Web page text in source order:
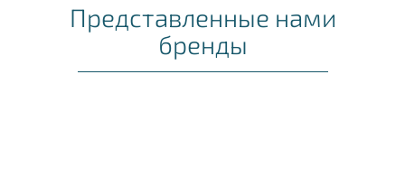
Представленные нами
бренды